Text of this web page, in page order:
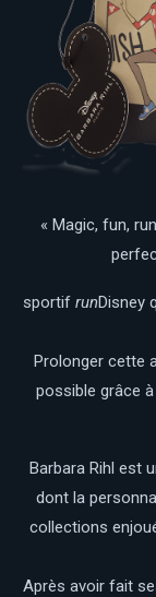
« Magic, fun,
sportif runDisney
Prolonger cette
possible grâce
Barbara Rihl est
dont la
collections
Après avoir fait